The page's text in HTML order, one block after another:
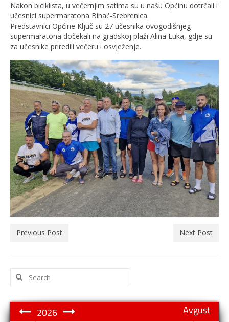
Nakon biciklista, u večernjim satima su u našu Općinu dotrčali i
učesnici supermaratona Bihać-Srebrenica.
Predstavnici Općine Ključ su 27 učesnika ovogodišnjeg
supermaratona dočekali na gradskoj plaži Alina Luka, gdje su
za učesnike priredili večeru i osvježenje.
Previous Post Next Post
Search
for:
Avgust
2026